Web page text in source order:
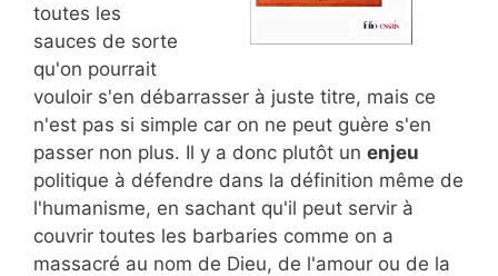
toutes les
sauces de sorte
qu'on pourrait
vouloir s'en débarrasser à juste titre, mais ce
n'est pas si simple car on ne peut guère s'en
passer non plus. Il y a donc plutôt un enjeu
politique à défendre dans la définition même de
l'humanisme, en sachant qu'il peut servir à
couvrir toutes les barbaries comme on a
massacré au nom de Dieu, de l'amour ou de la